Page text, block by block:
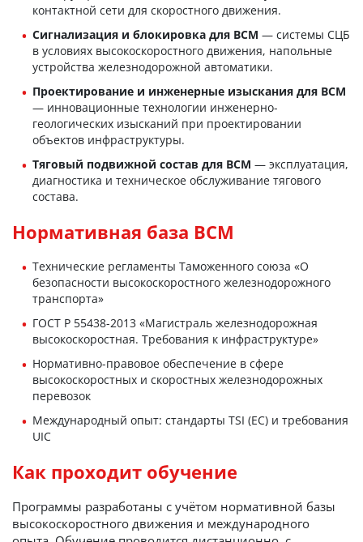
контактной сети для скоростного движения.
Сигнализация и блокировка для ВСМ — системы СЦБ
в условиях высокоскоростного движения, напольные
устройства железнодорожной автоматики.
Проектирование и инженерные изыскания для ВСМ
— инновационные технологии инженерно-
геологических изысканий при проектировании
объектов инфраструктуры.
Тяговый подвижной состав для ВСМ — эксплуатация,
диагностика и техническое обслуживание тягового
состава.
Нормативная база ВСМ
Технические регламенты Таможенного союза «О
безопасности высокоскоростного железнодорожного
транспорта»
ГОСТ Р 55438-2013 «Магистраль железнодорожная
высокоскоростная. Требования к инфраструктуре»
Нормативно-правовое обеспечение в сфере
высокоскоростных и скоростных железнодорожных
перевозок
Международный опыт: стандарты TSI (ЕС) и требования
UIC
Как проходит обучение
Программы разработаны с учётом нормативной базы
высокоскоростного движения и международного